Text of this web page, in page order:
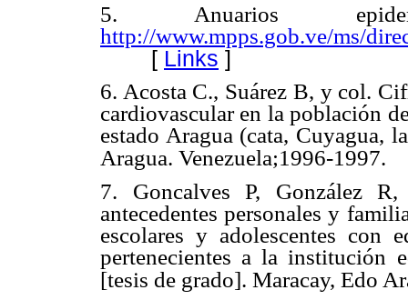
5. Anuarios
http://www.mpps.gob.ve/ms/
[ Links ]
6. Acosta C., Suárez B, y col.
cardiovascular en la población
estado Aragua (cata, Cuyagua,
Aragua. Venezuela;1996-1997.
7. Goncalves P, González
antecedentes personales y
escolares y adolescentes con
pertenecientes a la institución
[tesis de grado]. Maracay, Edo